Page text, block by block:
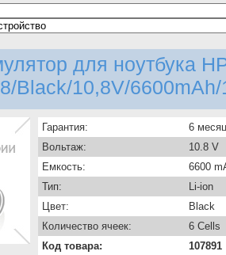
для ноутбука
Black/10,8V/
Гарантия:
6
Вольтаж:
10.8 V
Емкость:
6600
Тип:
Li-ion
Цвет:
Black
Количество ячеек:
6 Cells
Код товара:
107891